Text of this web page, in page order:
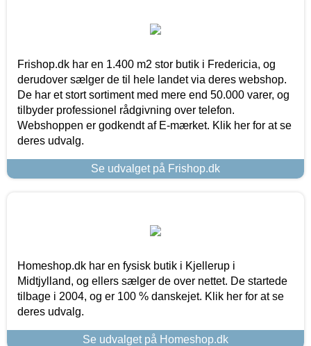
Frishop.dk har en 1.400 m2 stor butik i Fredericia, og
derudover sælger de til hele landet via deres webshop.
De har et stort sortiment med mere end 50.000 varer, og
tilbyder professionel rådgivning over telefon.
Webshoppen er godkendt af E-mærket. Klik her for at se
deres udvalg.
Se udvalget på Frishop.dk
Homeshop.dk har en fysisk butik i Kjellerup i
Midtjylland, og ellers sælger de over nettet. De startede
tilbage i 2004, og er 100 % danskejet. Klik her for at se
deres udvalg.
Se udvalget på Homeshop.dk